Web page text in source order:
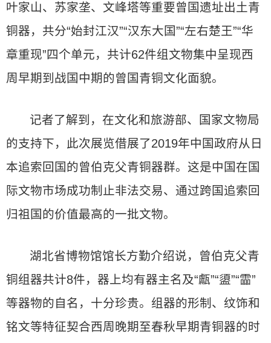
叶家山、苏家垄、文峰塔等重要曾国遗址出土青
铜器，共分“始封江汉”“汉东大国”“左右楚王”“华
章重现”四个单元，共计62件组文物集中呈现西
周早期到战国中期的曾国青铜文化面貌。
记者了解到，在文化和旅游部、国家文物局
的支持下，此次展览借展了2019年中国政府从日
本追索回国的曾伯克父青铜器群。这是中国在国
际文物市场成功制止非法交易、通过跨国追索回
归祖国的价值最高的一批文物。
湖北省博物馆馆长方勤介绍说，曾伯克父青
铜组器共计8件，器上均有器主名及“甗”“盨”“霝”
等器物的自名，十分珍贵。组器的形制、纹饰和
铭文等特征契合西周晚期至春秋早期青铜器的时